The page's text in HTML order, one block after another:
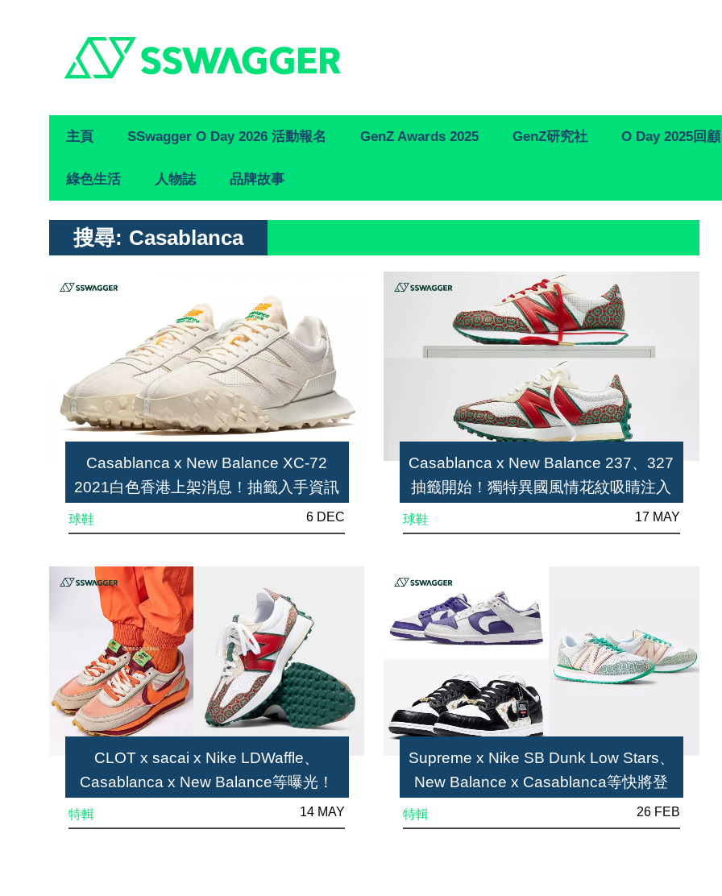
Primary
Navigation
主頁 SSwagger O Day 2026 活動報名 GenZ Awards 2025 GenZ研究社 O Day 2025回顧
綠色生活 人物誌 品牌故事
搜尋: Casablanca
Casablanca x New Balance XC-72
2021白色香港上架消息！抽籤入手資訊
球鞋 6 DEC
CLOT x sacai x Nike LDWaffle、
Casablanca x New Balance等曝光！
SSneakers Weekly 5個本週必知聯乘系
列
特輯 14 MAY
Casablanca x New Balance 237、327
抽籤開始！獨特異國風情花紋吸睛注入
球鞋 17 MAY
Supreme x Nike SB Dunk Low Stars、
New Balance x Casablanca等快將登
場！SSneakers Weekly 6款本週不能錯
過之球鞋
特輯 26 FEB